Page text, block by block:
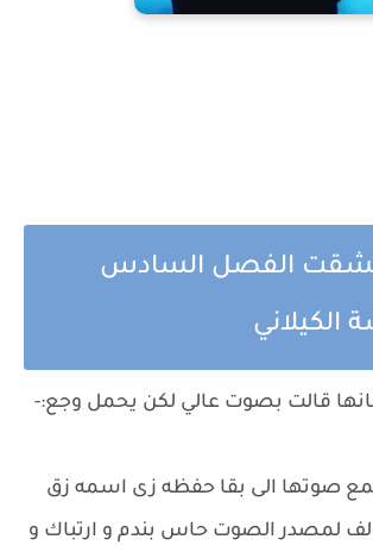
عشقت الفصل السادس
الكيلاني
قالت بصوت عالي لكن يحمل وجع:-
صوتها الى بقا حفظه زى اسمه زق
لمصدر الصوت حاس بندم و ارتباك و